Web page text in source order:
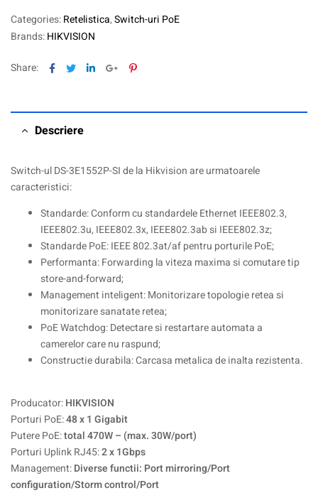
Categories:Retelistica,Switch-uri PoE
Brands:HIKVISION
Share: Facebook
TwitterLinkedinGoogle+Pinterest
Descriere
Switch-ul DS-3E1552P-SI de la Hikvision are urmatoarele
caracteristici:
Standarde: Conform cu standardele Ethernet IEEE802.3,
IEEE802.3u, IEEE802.3x, IEEE802.3ab si IEEE802.3z;
Standarde PoE: IEEE 802.3at/af pentru porturile PoE;
Performanta: Forwarding la viteza maxima si comutare tip
store-and-forward;
Management inteligent: Monitorizare topologie retea si
monitorizare sanatate retea;
PoE Watchdog: Detectare si restartare automata a
camerelor care nu raspund;
Constructie durabila: Carcasa metalica de inalta rezistenta.
Producator:HIKVISION
Porturi PoE:48 x 1 Gigabit
Putere PoE:total 470W – (max. 30W/port)
Porturi Uplink RJ45:2 x 1Gbps
Management:Diverse functii: Port mirroring/Port
configuration/Storm control/Port